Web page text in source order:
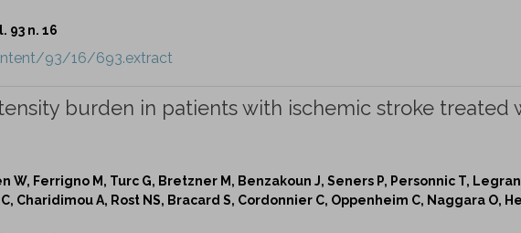
93 n. 16
93/16/693.extract
burden in patients with ischemic stroke treated
W, Ferrigno M, Turc G, Bretzner M, Benzakoun J, Seners P, Personnic T,
Charidimou A, Rost NS, Bracard S, Cordonnier C, Oppenheim C, Naggara O,